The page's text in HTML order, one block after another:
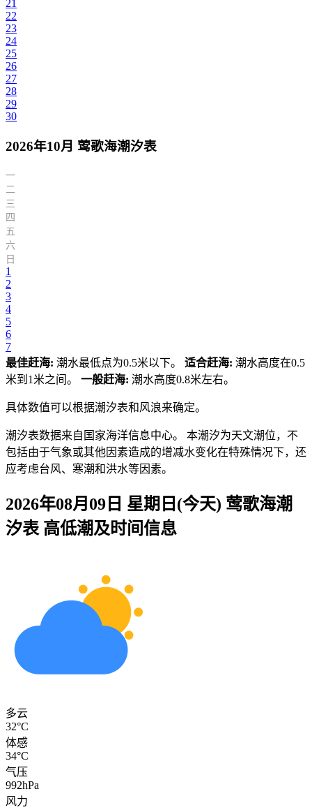
21
22
23
24
25
26
27
28
29
30
2026年10月 莺歌海潮汐表
一
二
三
四
五
六
日
1
2
3
4
5
6
7
最佳赶海: 潮水最低点为0.5米以下。 适合赶海: 潮水高度在0.5
米到1米之间。 一般赶海: 潮水高度0.8米左右。
具体数值可以根据潮汐表和风浪来确定。
潮汐表数据来自国家海洋信息中心。 本潮汐为天文潮位，不
包括由于气象或其他因素造成的增减水变化在特殊情况下，还
应考虑台风、寒潮和洪水等因素。
2026年08月09日 星期日(今天) 莺歌海潮
汐表 高低潮及时间信息
多云
32°C
体感
34°C
气压
992hPa
风力